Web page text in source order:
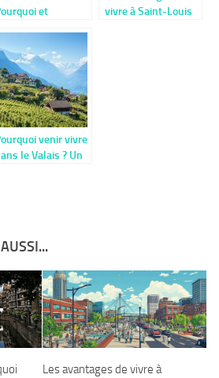
et
maison dans la
de la Bruche
vivre à Saint-Louis
venir vivre
le Valais ? Un
Les avantages de vivre à